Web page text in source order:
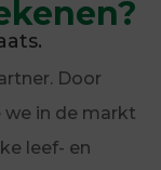
Door
we in de markt
leef- en